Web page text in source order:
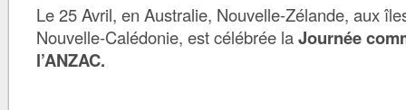
Le 25 Avril, en Australie, Nouvelle-Zélande, aux
Nouvelle-Calédonie, est célébrée laJournée
l’ANZAC.